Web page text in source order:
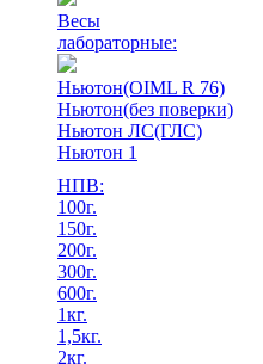
Весы
лабораторные:
Ньютон(OIML R 76)
Ньютон(без поверки)
Ньютон ЛС(ГЛС)
Ньютон 1
НПВ:
100г.
150г.
200г.
300г.
600г.
1кг.
1,5кг.
2кг.